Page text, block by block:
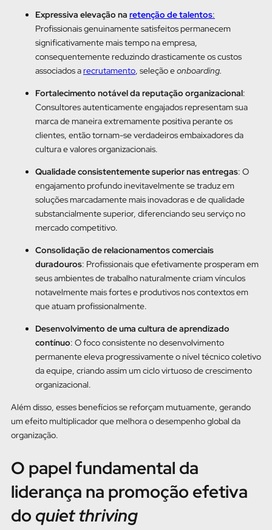
Expressiva elevação na retenção de talentos:
Profissionais genuinamente satisfeitos permanecem
significativamente mais tempo na empresa,
consequentemente reduzindo drasticamente os custos
associados arecrutamento , seleção eonboarding.
Fortalecimento notável da reputação organizacional:
Consultores autenticamente engajados representam sua
marca de maneira extremamente positiva perante os
clientes, então tornam-se verdadeiros embaixadores da
cultura e valores organizacionais.
Qualidade consistentemente superior nas entregas: O
engajamento profundo inevitavelmente se traduz em
soluções marcadamente mais inovadoras e de qualidade
substancialmente superior, diferenciando seu serviço no
mercado competitivo.
Consolidação de relacionamentos comerciais
duradouros: Profissionais que efetivamente prosperam em
seus ambientes de trabalho naturalmente criam vínculos
notavelmente mais fortes e produtivos nos contextos em
que atuam profissionalmente.
Desenvolvimento de uma cultura de aprendizado
contínuo: O foco consistente no desenvolvimento
permanente eleva progressivamente o nível técnico coletivo
da equipe, criando assim um ciclo virtuoso de crescimento
organizacional.
Além disso, esses benefícios se reforçam mutuamente, gerando
um efeito multiplicador que melhora o desempenho global da
organização.
O papel fundamental da
liderança na promoção efetiva
do quiet thriving